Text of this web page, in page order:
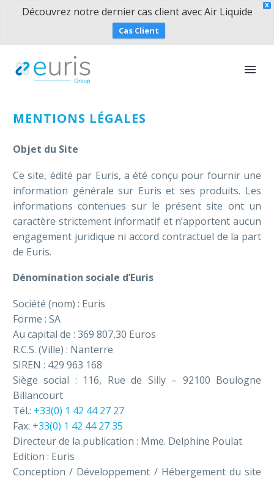
X
Découvrez notre dernier cas client avec Air Liquide
Cas Client
Français
MENTIONS LÉGALES
Objet du Site
Ce site, édité par Euris, a été conçu pour fournir une
information générale sur Euris et ses produits. Les
informations contenues sur le présent site ont un
caractère strictement informatif et n’apportent aucun
engagement juridique ni accord contractuel de la part
de Euris.
Dénomination sociale d’Euris
Société (nom) : Euris
Forme : SA
Au capital de : 369 807,30 Euros
R.C.S. (Ville) : Nanterre
SIREN : 429 963 168
Siège social : 116, Rue de Silly – 92100 Boulogne
Billancourt
Tél.: +33(0) 1 42 44 27 27
Fax: +33(0) 1 42 44 27 35
Directeur de la publication : Mme. Delphine Poulat
Edition : Euris
Conception / Développement / Hébergement du site